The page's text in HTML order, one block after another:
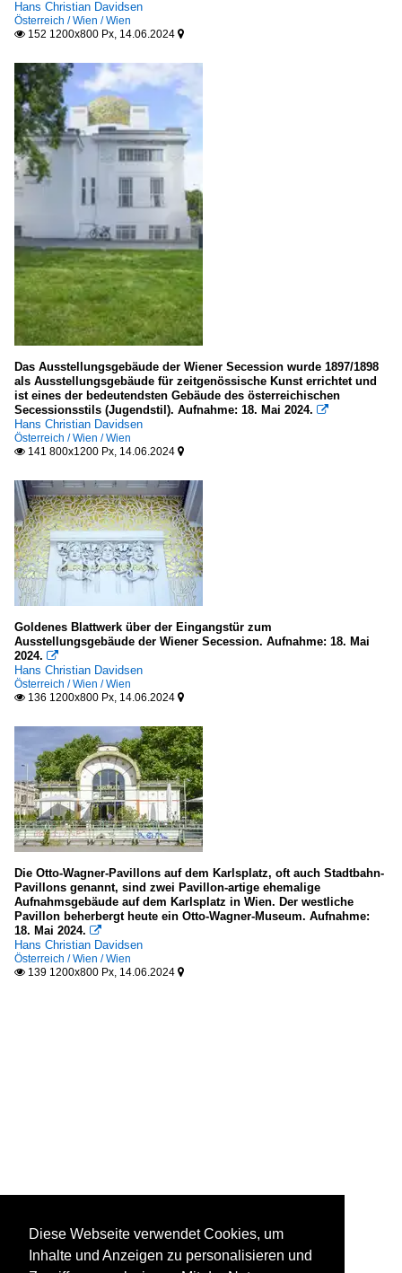
Hans Christian Davidsen
Österreich / Wien / Wien
 152 1200x800 Px, 14.06.2024 
Das Ausstellungsgebäude der Wiener Secession wurde 1897/1898
als Ausstellungsgebäude für zeitgenössische Kunst errichtet und
ist eines der bedeutendsten Gebäude des österreichischen
Secessionsstils (Jugendstil). Aufnahme: 18. Mai 2024. 
Hans Christian Davidsen
Österreich / Wien / Wien
 141 800x1200 Px, 14.06.2024 
Goldenes Blattwerk über der Eingangstür zum
Ausstellungsgebäude der Wiener Secession. Aufnahme: 18. Mai
2024. 
Hans Christian Davidsen
Österreich / Wien / Wien
 136 1200x800 Px, 14.06.2024 
Die Otto-Wagner-Pavillons auf dem Karlsplatz, oft auch Stadtbahn-
Pavillons genannt, sind zwei Pavillon-artige ehemalige
Aufnahmsgebäude auf dem Karlsplatz in Wien. Der westliche
Pavillon beherbergt heute ein Otto-Wagner-Museum. Aufnahme:
18. Mai 2024. 
Hans Christian Davidsen
Österreich / Wien / Wien
 139 1200x800 Px, 14.06.2024 
Diese Webseite verwendet Cookies, um
Inhalte und Anzeigen zu personalisieren und